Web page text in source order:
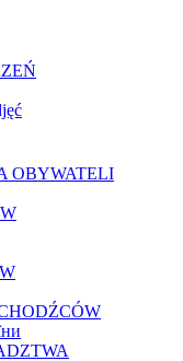
OBYWATELI